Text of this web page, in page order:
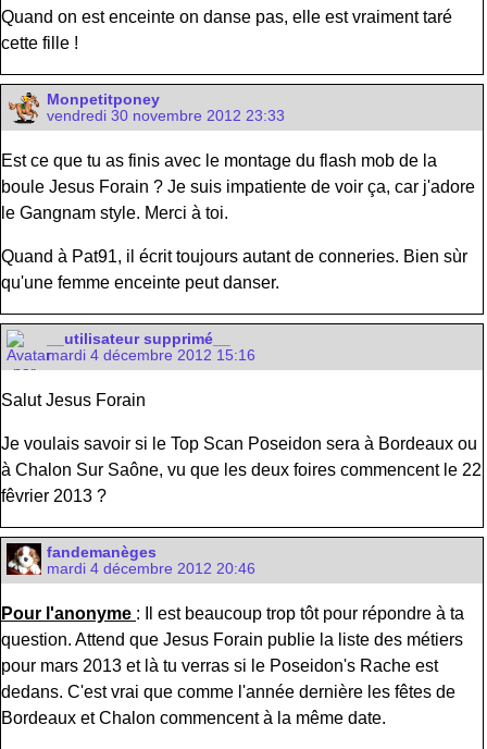
Quand on est enceinte on danse pas, elle est vraiment taré
cette fille !
Monpetitponey
vendredi 30 novembre 2012 23:33
Est ce que tu as finis avec le montage du flash mob de la
boule Jesus Forain ? Je suis impatiente de voir ça, car j'adore
le Gangnam style. Merci à toi.
Quand à Pat91, il écrit toujours autant de conneries. Bien sùr
qu'une femme enceinte peut danser.
__utilisateur supprimé__
mardi 4 décembre 2012 15:16
Salut Jesus Forain
Je voulais savoir si le Top Scan Poseidon sera à Bordeaux ou
à Chalon Sur Saône, vu que les deux foires commencent le 22
fêvrier 2013 ?
fandemanèges
mardi 4 décembre 2012 20:46
Pour l'anonyme : Il est beaucoup trop tôt pour répondre à ta
question. Attend que Jesus Forain publie la liste des métiers
pour mars 2013 et là tu verras si le Poseidon's Rache est
dedans. C'est vrai que comme l'année dernière les fêtes de
Bordeaux et Chalon commencent à la même date.